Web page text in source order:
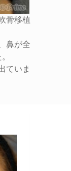
骨移植
鼻が全
ていま